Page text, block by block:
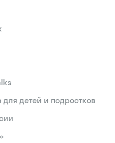
детей и подростков